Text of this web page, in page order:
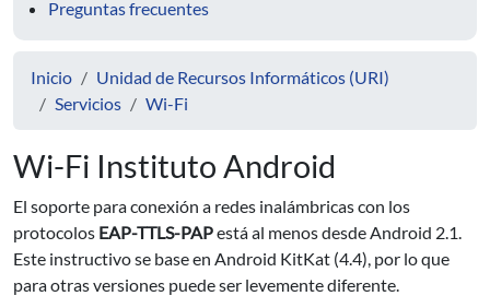
Preguntas frecuentes
Inicio
Unidad de Recursos Informáticos (URI)
Servicios
Wi-Fi
Wi-Fi Instituto Android
El soporte para conexión a redes inalámbricas con los
protocolos EAP-TTLS-PAPestá al menos desde Android 2.1.
Este instructivo se base en Android KitKat (4.4), por lo que
para otras versiones puede ser levemente diferente.